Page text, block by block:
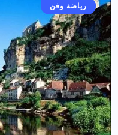
أخبار عامة
رياضة وفن